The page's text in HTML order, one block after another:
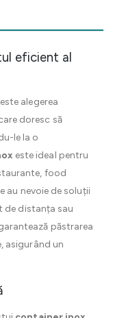
eficient al
alegerea
doresc să
le la o
este ideal pentru
food
au nevoie de soluții
de distanța sau
păstrarea
asigurând un